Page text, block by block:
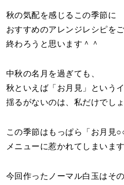
秋の気配を感じるこの季節に
おすすめのアレンジレシピを
終わろうと思います＾＾
中秋の名月を過ぎても、
秋といえば「お月見」という
揺るがないのは、私だけでし
この季節はもっぱら「お月見
メニューに惹かれてしまいます
今回作ったノーマル白玉はその